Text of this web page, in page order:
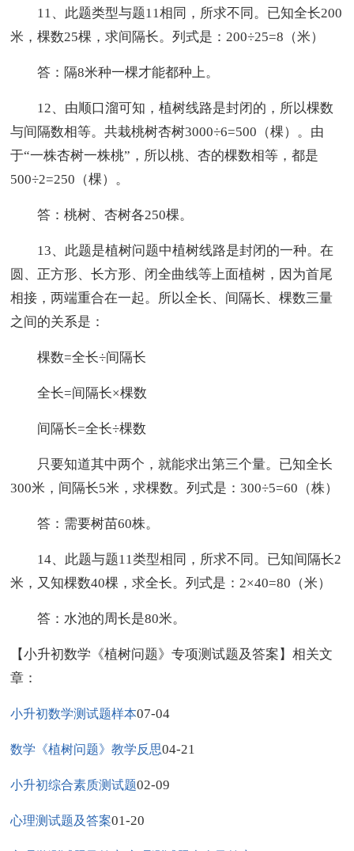
11、此题类型与题11相同，所求不同。已知全长200
米，棵数25棵，求间隔长。列式是：200÷25=8（米）
答：隔8米种一棵才能都种上。
12、由顺口溜可知，植树线路是封闭的，所以棵数
与间隔数相等。共栽桃树杏树3000÷6=500（棵）。由
于“一株杏树一株桃”，所以桃、杏的棵数相等，都是
500÷2=250（棵）。
答：桃树、杏树各250棵。
13、此题是植树问题中植树线路是封闭的一种。在
圆、正方形、长方形、闭全曲线等上面植树，因为首尾
相接，两端重合在一起。所以全长、间隔长、棵数三量
之间的关系是：
棵数=全长÷间隔长
全长=间隔长×棵数
间隔长=全长÷棵数
只要知道其中两个，就能求出第三个量。已知全长
300米，间隔长5米，求棵数。列式是：300÷5=60（株）
答：需要树苗60株。
14、此题与题11类型相同，所求不同。已知间隔长2
米，又知棵数40棵，求全长。列式是：2×40=80（米）
答：水池的周长是80米。
【小升初数学《植树问题》专项测试题及答案】相关文
章：
小升初数学测试题样本07-04
数学《植树问题》教学反思04-21
小升初综合素质测试题02-09
心理测试题及答案01-20